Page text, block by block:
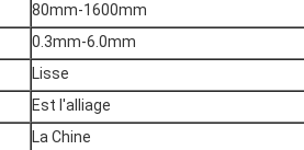
80mm-1600mm
0.3mm-6.0mm
Lisse
Est l'alliage
La Chine